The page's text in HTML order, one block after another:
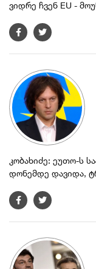
ვიდრე ჩვენ EU -
კობახიძე: ეუთო-ს
დონემდე დავიდა,